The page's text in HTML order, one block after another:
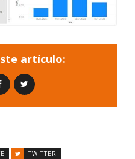
artículo:
TWITTER